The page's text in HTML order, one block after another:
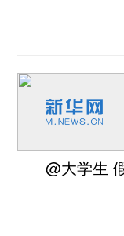
@大学生